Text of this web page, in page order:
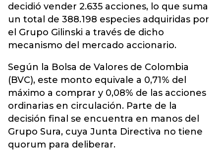
decidió vender 2.635 acciones, lo que suma
un total de 388.198 especies adquiridas por
el Grupo Gilinski a través de dicho
mecanismo del mercado accionario.
Según la Bolsa de Valores de Colombia
(BVC), este monto equivale a 0,71% del
máximo a comprar y 0,08% de las acciones
ordinarias en circulación. Parte de la
decisión final se encuentra en manos del
Grupo Sura, cuya Junta Directiva no tiene
quorum para deliberar.